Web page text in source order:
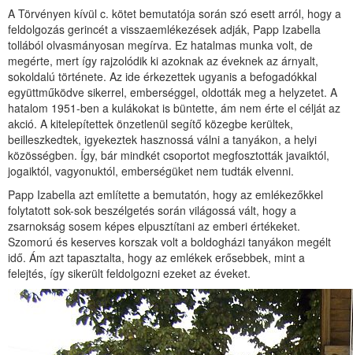
A Törvényen kívül c. kötet bemutatója során szó esett arról, hogy a
feldolgozás gerincét a visszaemlékezések adják, Papp Izabella
tollából olvasmányosan megírva. Ez hatalmas munka volt, de
megérte, mert így rajzolódik ki azoknak az éveknek az árnyalt,
sokoldalú története. Az ide érkezettek ugyanis a befogadókkal
együttműködve sikerrel, emberséggel, oldották meg a helyzetet. A
hatalom 1951-ben a kulákokat is büntette, ám nem érte el célját az
akció. A kitelepítettek önzetlenül segítő közegbe kerültek,
beilleszkedtek, igyekeztek hasznossá válni a tanyákon, a helyi
közösségben. Így, bár mindkét csoportot megfosztották javaiktól,
jogaiktól, vagyonuktól, emberségüket nem tudták elvenni.
Papp Izabella azt említette a bemutatón, hogy az emlékezőkkel
folytatott sok-sok beszélgetés során világossá vált, hogy a
zsarnokság sosem képes elpusztítani az emberi értékeket.
Szomorú és keserves korszak volt a boldogházi tanyákon megélt
idő. Ám azt tapasztalta, hogy az emlékek erősebbek, mint a
felejtés, így sikerült feldolgozni ezeket az éveket.